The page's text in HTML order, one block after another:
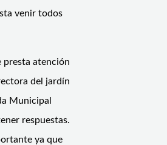
venir todos
presta atención
del jardín
Municipal
respuestas.
ya que